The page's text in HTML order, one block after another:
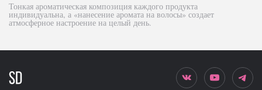
Тонкая ароматическая композиция каждого продукта
индивидуальна, а «нанесение аромата на волосы» создает
атмосферное настроение на целый день.